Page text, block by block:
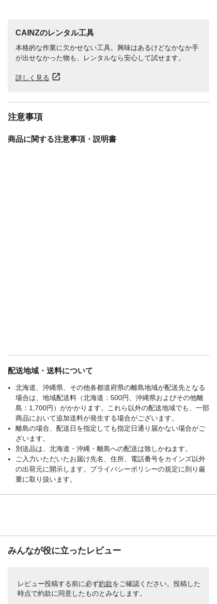
CAINZのレンタル工具
本格的な作業に欠かせない工具。興味はあるけどなかなか手
が出せなかった物も、レンタルなら安心して試せます。
詳しく見る
注意事項
商品に関する注意事項・説明書
配送地域・送料について
北海道、沖縄県、その他各都道府県の離島地域が配送先となる
場合は、地域配送料（北海道：500円、沖縄県およびその他離
島：1,700円）がかかります。これら以外の配送地域でも、一部
商品において追加送料が発生する場合がございます。
離島の場合、配送日を指定しても指定日通り届かない場合がご
ざいます。
別送品は、北海道・沖縄・離島への配送は致しかねます。
ご入力いただいたお届け先名、住所、電話番号をカインズ以外
の出荷元に開示します。プライバシーポリシーの規定に則り厳
重に取り扱います。
みんなが役に立ったレビュー
レビュー投稿する前に必ず約款をご確認ください。投稿した
時点で約款に同意したものとみなします。